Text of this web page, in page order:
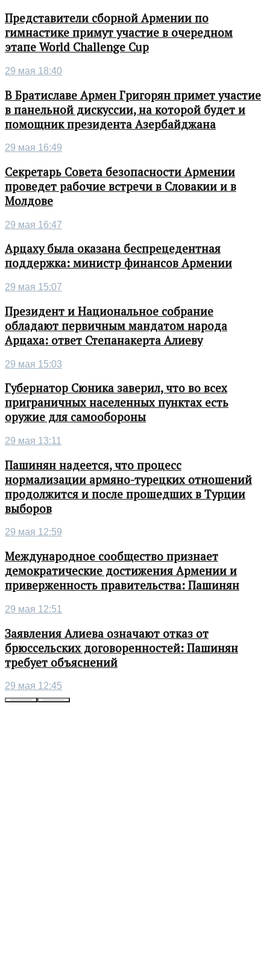
Представители сборной Армении по
гимнастике примут участие в очередном
этапе World Challenge Cup
29 мая 18:40
В Братиславе Армен Григорян примет участие
в панельной дискуссии, на которой будет и
помощник президента Азербайджана
29 мая 16:49
Секретарь Совета безопасности Армении
проведет рабочие встречи в Словакии и в
Молдове
29 мая 16:47
Арцаху была оказана беспрецедентная
поддержка: министр финансов Армении
29 мая 15:07
Президент и Национальное собрание
обладают первичным мандатом народа
Арцаха: ответ Степанакерта Алиеву
29 мая 15:03
Губернатор Сюника заверил, что во всех
приграничных населенных пунктах есть
оружие для самообороны
29 мая 13:11
Пашинян надеется, что процесс
нормализации армяно-турецких отношений
продолжится и после прошедших в Турции
выборов
29 мая 12:59
Международное сообщество признает
демократические достижения Армении и
приверженность правительства: Пашинян
29 мая 12:51
Заявления Алиева означают отказ от
брюссельских договоренностей: Пашинян
требует объяснений
29 мая 12:45